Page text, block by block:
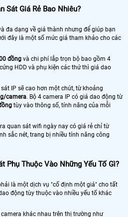
Sát Giá Rẻ Bao Nhiêu?
đa dạng về giá thành nhưng để giúp bạn
đây là một số mức giá tham khảo cho các
đồng và chi phí lắp trọn bộ bao gồm 4
HDD và phụ kiện các thứ thì giá dao
IP sẽ cao hơn một chút, từ khoảng
camera. Bộ 4 camera IP có giá dao động từ
tùy vào thông số, tính năng của mỗi
quan sát wifi ngày nay có giá rẻ chỉ từ
sắc nét, trang bị nhiều tính năng công
Phụ Thuộc Vào Những Yếu Tố Gì?
là một dịch vụ "cố định một giá" cho tất
động tùy thuộc vào nhiều yếu tố khác
khác nhau trên thị trường như